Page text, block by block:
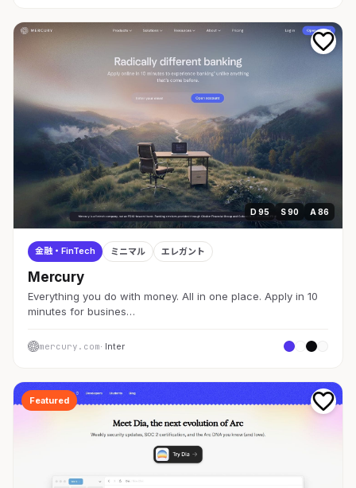
D 95 S 90 A 86
金融・FinTech ミニマル エレガント
Mercury
Everything you do with money. All in one place. Apply in 10
minutes for busines…
mercury.com· Inter
Featured